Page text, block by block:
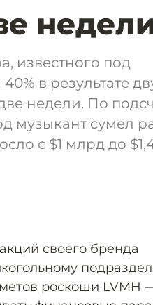
известного под
в результате
недели. По
музыкант сумел
с $1 млрд до
своего бренда
роскоши LVMH